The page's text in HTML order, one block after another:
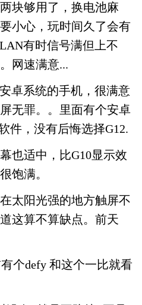
块够用了，换电池麻
小心，玩时间久了会有
有时信号满但上不
网速满意...
卓系统的手机，很满意
无罪。。里面有个安卓
件，没有后悔选择G12.
也适中，比G10显示效
饱满。
太阳光强的地方触屏不
这算不算缺点。前天
个defy 和这个一比就看